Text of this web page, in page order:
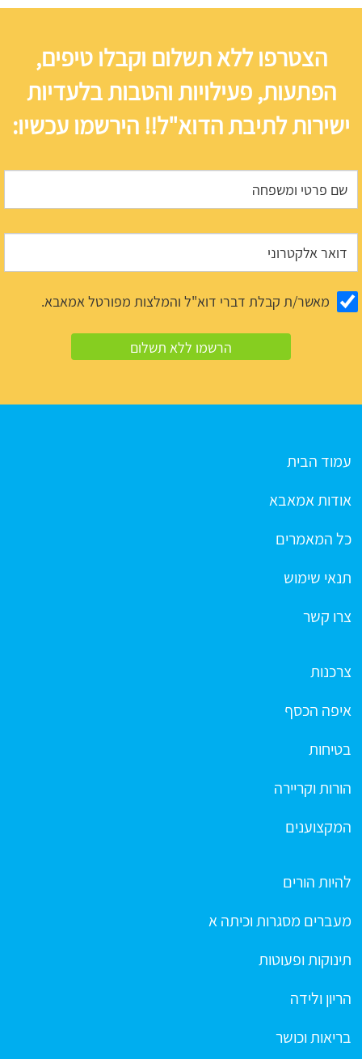
הצטרפו ללא תשלום וקבלו טיפים,
הפתעות, פעילויות והטבות בלעדיות
ישירות לתיבת הדוא"ל!! הירשמו עכשיו:
מאשר/ת קבלת דברי דוא"ל והמלצות מפורטל אמאבא.
עמוד הבית
אודות אמאבא
כל המאמרים
תנאי שימוש
צרו קשר
צרכנות
איפה הכסף
בטיחות
הורות וקריירה
המקצוענים
להיות הורים
מעברים מסגרות וכיתה א
תינוקות ופעוטות
הריון ולידה
בריאות וכושר